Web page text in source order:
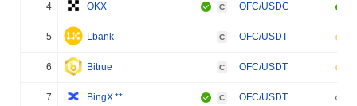
4 OKX C OFC/USDC
5 Lbank C OFC/USDT
6 Bitrue C OFC/USDT
7 BingX** C OFC/USDT